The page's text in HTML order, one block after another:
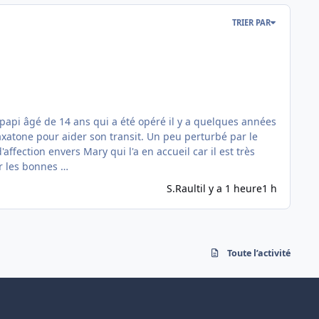
TRIER PAR
pour aider son transit. Un peu perturbé par le
envers Mary qui l'a en accueil car il est très
les bonnes …
S.Raultil y a 1 heure1 h
Toute l’activité